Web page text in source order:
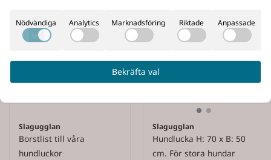
Slagugglan
Borstlist till våra
hundluckor
Slagugglan
Hundlucka H: 70 x B: 50
cm. För stora hundar
Nödvändiga Analytics Marknadsföring Riktade Anpassade
Bekräfta val